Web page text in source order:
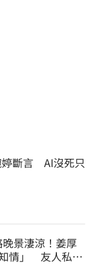
斷言　AI沒死只
景淒涼！姜厚
情」 友人私下